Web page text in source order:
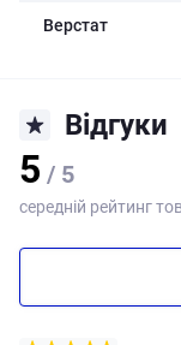
Верстат
Відгуки
5 / 5
середній рейтинг